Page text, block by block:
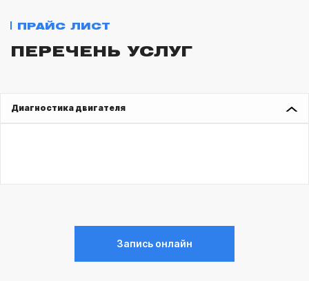
ПРАЙС ЛИСТ
ПЕРЕЧЕНЬ УСЛУГ
Диагностика двигателя
Запись онлайн